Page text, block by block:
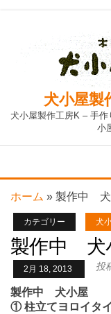
content
犬小屋製
犬小屋製作工房K – 手
小
ホーム » 製作中 犬
カテゴリー 犬
製作中 犬
2月 18, 2013 投
製作中 犬小屋
① 柱立てヨロイタ